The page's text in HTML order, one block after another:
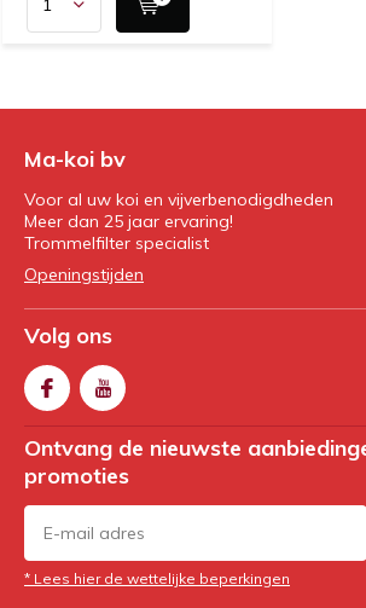
Ma-koi bv
Voor al uw koi en vijverbenodigdheden
Meer dan 25 jaar ervaring!
Trommelfilter specialist
Openingstijden
Volg ons
Ontvang de nieuwste
promoties
* Lees hier de wettelijke beperkingen